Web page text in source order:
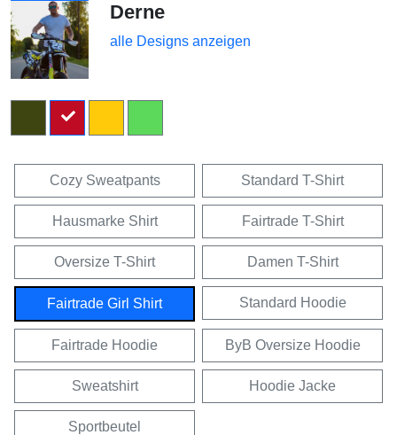
Derne
alle Designs anzeigen
Cozy Sweatpants Standard T-Shirt
Hausmarke Shirt Fairtrade T-Shirt
Oversize T-Shirt Damen T-Shirt
Fairtrade Girl Shirt Standard Hoodie
Fairtrade Hoodie ByB Oversize Hoodie
Sweatshirt Hoodie Jacke
Sportbeutel